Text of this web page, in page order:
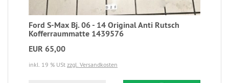
Ford S-Max Bj. 06 - 14 Original Anti Rutsch
Kofferraummatte 1439576
EUR 65,00
inkl. 19 % USt zzgl. Versandkosten